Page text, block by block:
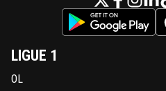
LIGUE 1
OL